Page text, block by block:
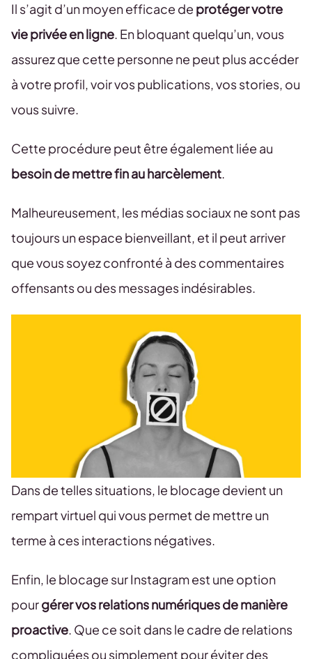
Il s’agit d’un moyen efficace de protéger votre
vie privée en ligne. En bloquant quelqu’un, vous
assurez que cette personne ne peut plus accéder
à votre profil, voir vos publications, vos stories, ou
vous suivre.
Cette procédure peut être également liée au
besoin de mettre fin au harcèlement.
Malheureusement, les médias sociaux ne sont pas
toujours un espace bienveillant, et il peut arriver
que vous soyez confronté à des commentaires
offensants ou des messages indésirables.
Dans de telles situations, le blocage devient un
rempart virtuel qui vous permet de mettre un
terme à ces interactions négatives.
Enfin, le blocage sur Instagram est une option
pourgérer vos relations numériques de manière
proactive. Que ce soit dans le cadre de relations
compliquées ou simplement pour éviter des